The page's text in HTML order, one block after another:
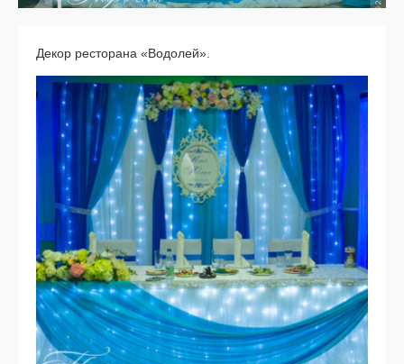
Декор ресторана «Водолей».